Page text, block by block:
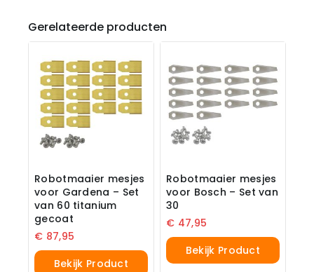
Gerelateerde producten
Robotmaaier mesjes
voor Gardena – Set
van 60 titanium
gecoat
€ 87,95
Bekijk Product
Robotmaaier mesjes
voor Bosch – Set van
30
€ 47,95
Bekijk Product